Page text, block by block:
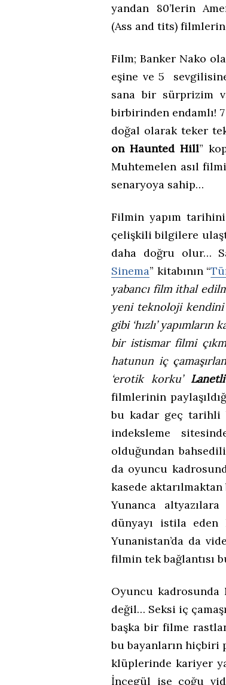
yandan 80’lerin
(Ass and tits)
Film; Banker Nako
eşine ve 5
sana bir sürprizim
birbirinden endamlı!
doğal olarak teker
on Haunted Hill”
Muhtemelen asıl
senaryoya sahip…
Filmin yapım
çelişkili bilgilere
daha doğru olur…
Sinema” kitabının “
yabancı film ithal
yeni teknoloji kendini
gibi ‘hızlı’
bir istismar filmi
hatunun iç
‘erotik korku’
filmlerinin
bu kadar geç tarihli
indeksleme
olduğundan
da oyuncu
kasede
Yunanca
dünyayı istila eden
Yunanistan’da da
filmin tek bağlantısı
Oyuncu kadrosunda
değil… Seksi iç
başka bir filme
bu bayanların hiçbiri
klüplerinde kariyer
İncegül ise çoğu